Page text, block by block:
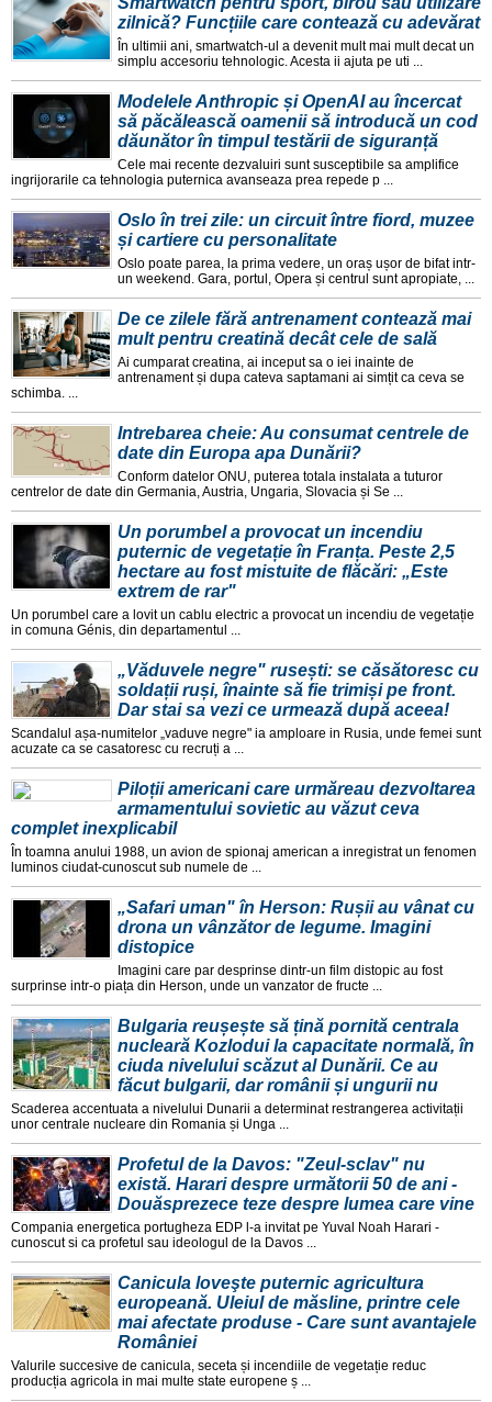
zilnică? Funcțiile care contează cu adevărat
În ultimii ani, smartwatch-ul a devenit mult mai mult decat un
simplu accesoriu tehnologic. Acesta ii ajuta pe uti ...
Modelele Anthropic și OpenAI au încercat
să păcălească oamenii să introducă un cod
dăunător în timpul testării de siguranță
Cele mai recente dezvaluiri sunt susceptibile sa amplifice
ingrijorarile ca tehnologia puternica avanseaza prea repede p ...
Oslo în trei zile: un circuit între fiord, muzee
și cartiere cu personalitate
Oslo poate parea, la prima vedere, un oraș ușor de bifat intr-
un weekend. Gara, portul, Opera și centrul sunt apropiate, ...
De ce zilele fără antrenament contează mai
mult pentru creatină decât cele de sală
Ai cumparat creatina, ai inceput sa o iei inainte de
antrenament și dupa cateva saptamani ai simțit ca ceva se
schimba. ...
Intrebarea cheie: Au consumat centrele de
date din Europa apa Dunării?
Conform datelor ONU, puterea totala instalata a tuturor
centrelor de date din Germania, Austria, Ungaria, Slovacia și Se ...
Un porumbel a provocat un incendiu
puternic de vegetație în Franța. Peste 2,5
hectare au fost mistuite de flăcări: „Este
extrem de rar"
Un porumbel care a lovit un cablu electric a provocat un incendiu de vegetație
in comuna Génis, din departamentul ...
„Văduvele negre" rusești: se căsătoresc cu
soldații ruși, înainte să fie trimiși pe front.
Dar stai sa vezi ce urmează după aceea!
Scandalul așa-numitelor „vaduve negre" ia amploare in Rusia, unde femei sunt
acuzate ca se casatoresc cu recruți a ...
Piloții americani care urmăreau dezvoltarea
armamentului sovietic au văzut ceva
complet inexplicabil
În toamna anului 1988, un avion de spionaj american a inregistrat un fenomen
luminos ciudat-cunoscut sub numele de ...
„Safari uman" în Herson: Rușii au vânat cu
drona un vânzător de legume. Imagini
distopice
Imagini care par desprinse dintr-un film distopic au fost
surprinse intr-o piața din Herson, unde un vanzator de fructe ...
Bulgaria reușește să țină pornită centrala
nucleară Kozlodui la capacitate normală, în
ciuda nivelului scăzut al Dunării. Ce au
făcut bulgarii, dar românii și ungurii nu
Scaderea accentuata a nivelului Dunarii a determinat restrangerea activitații
unor centrale nucleare din Romania și Unga ...
Profetul de la Davos: "Zeul-sclav" nu
există. Harari despre următorii 50 de ani -
Douăsprezece teze despre lumea care vine
Compania energetica portugheza EDP l-a invitat pe Yuval Noah Harari -
cunoscut si ca profetul sau ideologul de la Davos ...
Canicula loveşte puternic agricultura
europeană. Uleiul de măsline, printre cele
mai afectate produse - Care sunt avantajele
României
Valurile succesive de canicula, seceta și incendiile de vegetație reduc
producția agricola in mai multe state europene ș ...